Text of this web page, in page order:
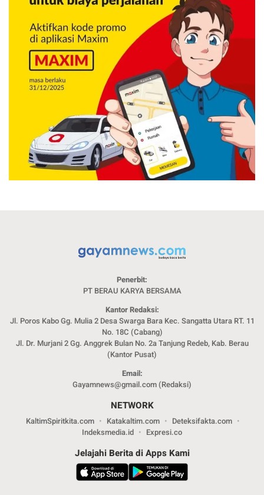
Penerbit:
PT BERAU KARYA BERSAMA
Kantor Redaksi:
Jl. Poros Kabo Gg. Mulia 2 Desa Swarga Bara Kec. Sangatta Utara RT. 11
No. 18C (Cabang)
Jl. Dr. Murjani 2 Gg. Anggrek Bulan No. 2a Tanjung Redeb, Kab. Berau
(Kantor Pusat)
Email:
Gayamnews@gmail.com (Redaksi)
NETWORK
KaltimSpiritkita.com Katakaltim.com
Deteksifakta.com
Indeksmedia.id
Expresi.co
Jelajahi Berita di Apps Kami